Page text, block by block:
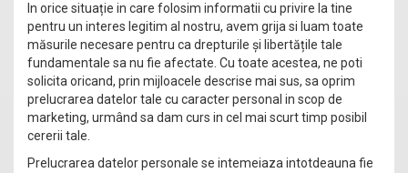
In orice situație in care folosim informatii cu privire la tine
pentru un interes legitim al nostru, avem grija si luam toate
măsurile necesare pentru ca drepturile și libertățile tale
fundamentale sa nu fie afectate. Cu toate acestea, ne poti
solicita oricand, prin mijloacele descrise mai sus, sa oprim
prelucrarea datelor tale cu caracter personal in scop de
marketing, urmând sa dam curs in cel mai scurt timp posibil
cererii tale.
Prelucrarea datelor personale se intemeiaza intotdeauna fie